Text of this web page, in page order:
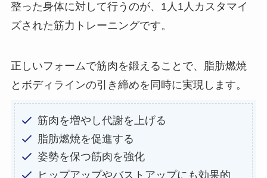
整った身体に対して行うのが、1人1人カスタマイ
ズされた筋力トレーニングです。
正しいフォームで筋肉を鍛えることで、脂肪燃焼
とボディラインの引き締めを同時に実現します。
筋肉を増やし代謝を上げる
脂肪燃焼を促進する
姿勢を保つ筋肉を強化
ヒップアップやバストアップにも効果的